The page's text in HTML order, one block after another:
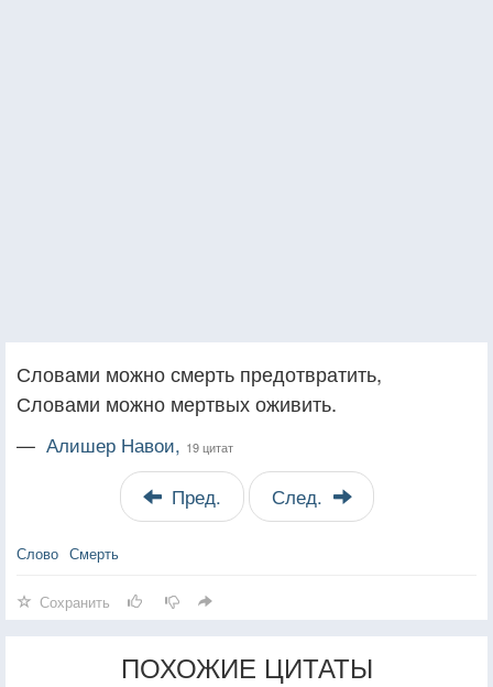
Словами можно смерть предотвратить,
Словами можно мертвых оживить.
— Алишер Навои, 19 цитат
Пред. След.
Слово Смерть
Сохранить
ПОХОЖИЕ ЦИТАТЫ